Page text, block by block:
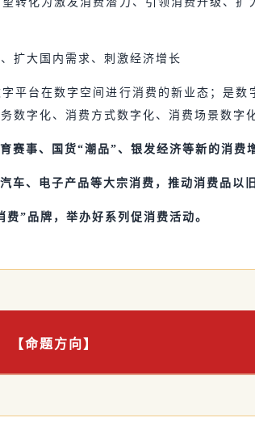
扩大国内需求、刺激经济增长
平台在数字空间进行消费的新业态；是数
数字化、消费方式数字化、消费场景数字
赛事、国货“潮品”、银发经济等新的消费
车、电子产品等大宗消费，推动消费品以
”品牌，举办好系列促消费活动。
【命题方向】